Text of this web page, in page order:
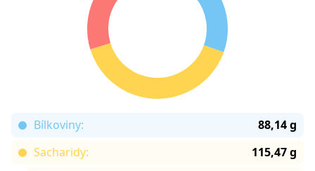
Bílkoviny:
88,14 g
Sacharidy:
115,47 g